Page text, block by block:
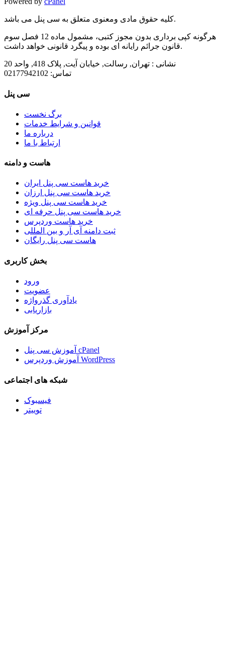
کلیه حقوق مادی ومعنوی متعلق به سی پنل می باشد.
هرگونه کپی برداری بدون مجوز کتبی، مشمول ماده 12 فصل سوم
قانون جرائم رایانه ای بوده و پیگرد قانونی خواهد داشت.
نشانی : تهران, رسالت, خیابان آیت, پلاک 418, واحد 20
تماس:
سی پنل
برگ نخست
قوانین و شرایط خدمات
درباره ما
ارتباط با ما
هاست و دامنه
خرید هاست سی پنل ایران
خرید هاست سی پنل ارزان
خرید هاست سی پنل ویژه
خرید هاست سی پنل حرفه ای
خرید هاست وردپرس
ثبت دامنه آی آر و بین المللی
هاست سی پنل رایگان
بخش کاربری
ورود
عضویت
یادآوری گذرواژه
بازاریابی
مرکز آموزش
آموزش سی پنل cPanel
آموزش وردپرس WordPress
شبکه های اجتماعی
فیسبوک
توییتر